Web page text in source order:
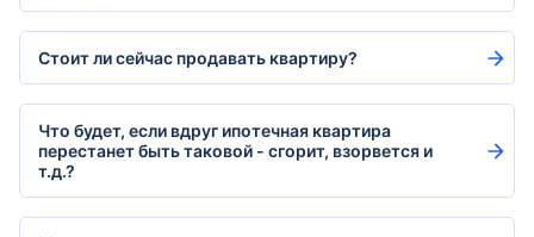
Стоит ли сейчас продавать квартиру?
Что будет, если вдруг ипотечная квартира
перестанет быть таковой - сгорит, взорвется и
т.д.?